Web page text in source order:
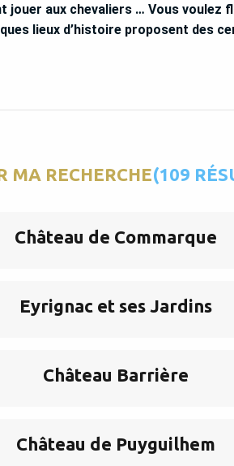
aux chevaliers … Vous voulez
lieux d’histoire proposent des
MA RECHERCHE(109
Château de Commarque
Eyrignac et ses Jardins
Château Barrière
Château de Puyguilhem